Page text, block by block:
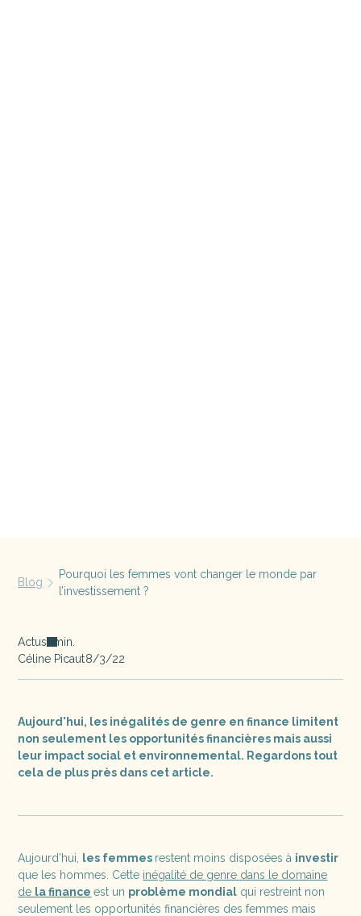
Blog
Pourquoi les femmes vont changer le monde par
l’investissement ?
Actus min.
Céline Picaut8/3/22
Aujourd'hui, les inégalités de genre en finance limitent
non seulement les opportunités financières mais aussi
leur impact social et environnemental. Regardons tout
cela de plus près dans cet article.
Aujourd’hui, les femmes restent moins disposées à investir
que les hommes. Cette inégalité de genre dans le domaine
de la finance est un problème mondial qui restreint non
seulement les opportunités financières des femmes mais